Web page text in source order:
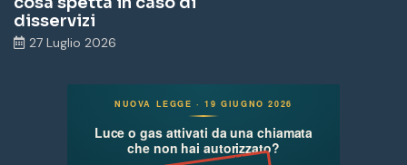
disservizi
27 Luglio 2026